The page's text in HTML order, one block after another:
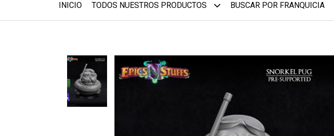
INICIO TODOS NUESTROS PRODUCTOS BUSCAR POR FRANQUICIA